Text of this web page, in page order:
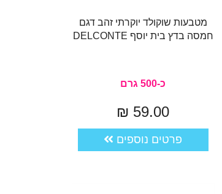
מטבעות שוקולד יוקרתי זהב דגם
חמסה בדץ בית יוסף DELCONTE
כ-500 גרם
59.00 ₪
פרטים נוספים